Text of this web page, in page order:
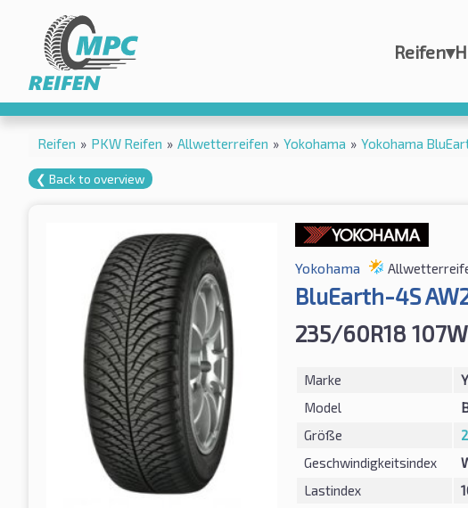
Reifen▾
Reifen » PKW Reifen » Allwetterreifen » Yokohama » Yokohama
❮ Back to overview
Yokohama
BluEarth-4S
235/60R18 107W
Marke
Model
Größe
Geschwindigkeitsindex
Lastindex